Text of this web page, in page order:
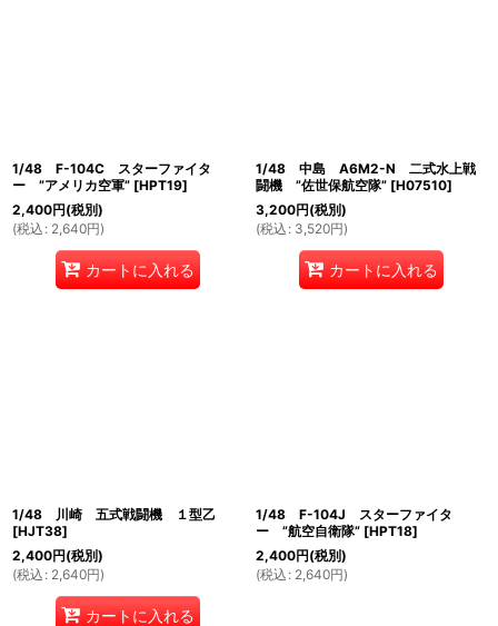
1/48 F-104C スターファイタ
ー ”アメリカ空軍” [HPT19]
2,400円(税別)
(税込 : 2,640円)
カートに入れる
1/48 中島 A6M2-N 二式水上戦
闘機 ”佐世保航空隊” [H07510]
3,200円(税別)
(税込 : 3,520円)
カートに入れる
1/48 川崎 五式戦闘機 １型乙
[HJT38]
2,400円(税別)
(税込 : 2,640円)
カートに入れる
1/48 F-104J スターファイタ
ー ”航空自衛隊” [HPT18]
2,400円(税別)
(税込 : 2,640円)